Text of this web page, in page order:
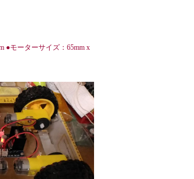
●モーターサイズ：65mm x